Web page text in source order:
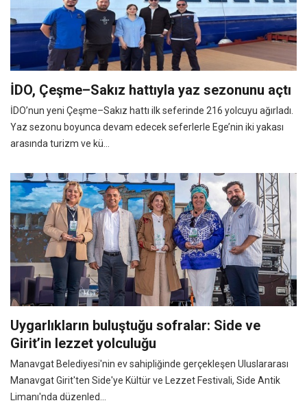
İDO, Çeşme–Sakız hattıyla yaz sezonunu açtı
İDO’nun yeni Çeşme–Sakız hattı ilk seferinde 216 yolcuyu ağırladı.
Yaz sezonu boyunca devam edecek seferlerle Ege’nin iki yakası
arasında turizm ve kü...
Uygarlıkların buluştuğu sofralar: Side ve
Girit’in lezzet yolculuğu
Manavgat Belediyesi'nin ev sahipliğinde gerçekleşen Uluslararası
Manavgat Girit'ten Side'ye Kültür ve Lezzet Festivali, Side Antik
Limanı'nda düzenled...